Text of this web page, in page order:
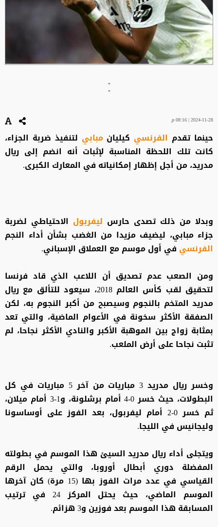
"
"
2024-11-28 | 08:16 م
حينما تقدم الفرنسي كيليان مبابي لتنفيذ ضربة الجزاء،
كانت تلك اللحظة المناسبة لإثبات أنه انضم إلى ريال
مدريد، من أجل إظهار إمكانياته في المعارك الكبرى.
وبدلا من ذلك تصدى حارس ليفربول الاحتياطي لضربة
جزاء مبابي، ليضيف مزيدا من الغضب بشأن أداء النجم
الفرنسي في أول موسم مع العملاق الإسباني.
ومن الصعب عدم تصديق أن اللاعب الذي قاد فرنسا
لتحقيق لقب كأس العالم 2018، سيعود للتألق مع ريال
مدريد المتخم بالنجوم وسيصبح من أكبر النجوم به، لكن
الصفقة الأكثر سخونة في الأعوام الماضية، والتي تعد
بمثابة زواج بين الموهبة الأكبر والنادي الأكثر نجاحا، لم
تثبت نجاحا على أرض الملعب.
وخسر ريال مدريد 3 مباريات من آخر 5 مباريات في كل
البطولات، حيث خسر 0-4 أمام برشلونة، و1-3 أمام ميلان،
ثم خسر 0-2 أمام ليفربول، بعد الفوز على أوساسونا
وليجانيس في الليجا.
ويتجلى أداء ريال مدريد السيئ هذا الموسم في بطولته
المفضلة دوري أبطال أوروبا، والتي يحمل الرقم
القياسي في عدد مرات الفوز بها (15 مرة) كان آخرها
الموسم الماضي، حيث يحتل المركز 24 في ترتيب
المسابقة هذا الموسم بعد فوزين و3 هزائم.